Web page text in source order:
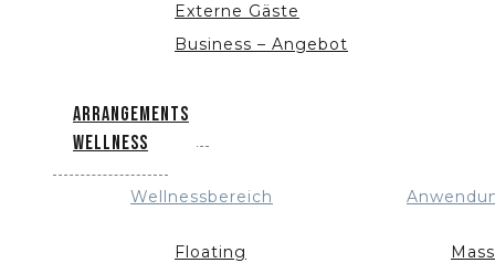
Externe Gäste
Business – Angebot
Arrangements
Wellness
Wellnessbereich
Floating